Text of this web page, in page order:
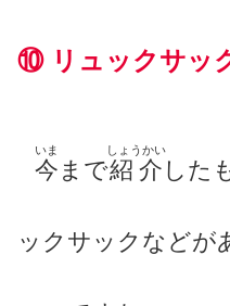
⑩ リュックサッ
今
いま
まで紹介
しょうかい
した
ックサックなどが